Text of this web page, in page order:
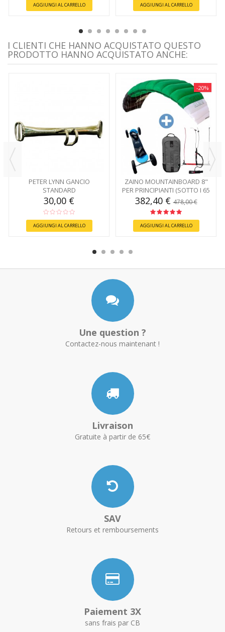
AGGIUNGI AL CARRELLO AGGIUNGI AL CARRELLO
I CLIENTI CHE HANNO ACQUISTATO QUESTO
PRODOTTO HANNO ACQUISTATO ANCHE:
PETER LYNN GANCIO
STANDARD
30,00 €
AGGIUNGI AL CARRELLO
-20%
ZAINO MOUNTAINBOARD 8"
PER PRINCIPIANTI (SOTTO I 65
KG)
382,40 €478,00 €
AGGIUNGI AL CARRELLO
Une question ?
Contactez-nous maintenant !
Livraison
Gratuite à partir de 65€
SAV
Retours et remboursements
Paiement 3X
sans frais par CB